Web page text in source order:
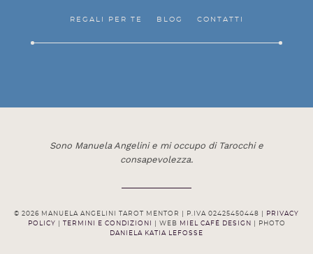
REGALI PER TE BLOG CONTATTI
Sono Manuela Angelini e mi occupo di Tarocchi e
consapevolezza.
© 2026 MANUELA ANGELINI TAROT MENTOR | P.IVA 02425450448 |
PRIVACY
POLICY
TERMINI E CONDIZIONI | WEB MIEL CAFÉ DESIGN
| PHOTO
DANIELA KATIA LEFOSSE